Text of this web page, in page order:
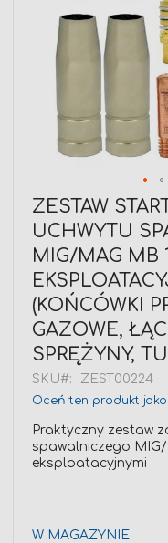
Przejdź
na
początek
galerii
ZESTAW
UCHWYTU
MIG/MAG MB
(KOŃCÓWKI
GAZOWE,
SPRĘŻYNY,
SKU ZEST00224
Oceń ten produkt
Praktyczny zestaw
spawalniczego MIG/
eksploatacyjnymi
W MAGAZYNIE